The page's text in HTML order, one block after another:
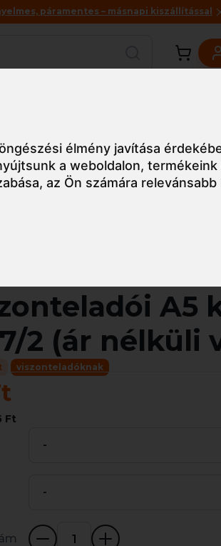
élmény javítása
a weboldalon,termékeink
,az Ön számára
páramentes – másnapi kiszállítással
A5
2 (ár nélküli
viszonteladóknak
Ft
-
-